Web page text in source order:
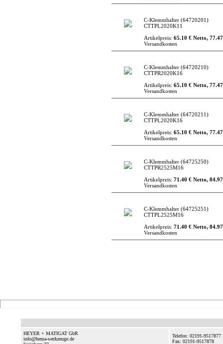
C-Klemmhalter (64720201)
CTTPL2020K11
Artikelpreis: 65.10 € Netto,
Versandkosten
C-Klemmhalter (64720210)
CTTPR2020K16
Artikelpreis: 65.10 € Netto,
Versandkosten
C-Klemmhalter (64720211)
CTTPL2020K16
Artikelpreis: 65.10 € Netto,
Versandkosten
C-Klemmhalter (64725250)
CTTPR2525M16
Artikelpreis: 71.40 € Netto,
Versandkosten
C-Klemmhalter (64725251)
CTTPL2525M16
Artikelpreis: 71.40 € Netto,
Versandkosten
HEYER + MATIGAT GbR
info@hema-werkzeuge.de
Telefon: 02191-9517877
Fax: 02191-9517878